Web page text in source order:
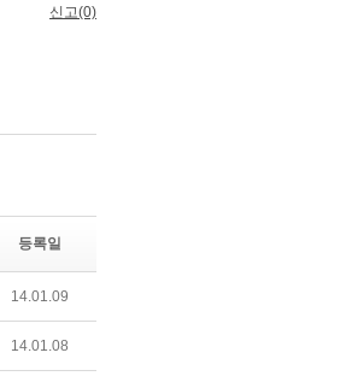
등록일
14.01.09
14.01.08